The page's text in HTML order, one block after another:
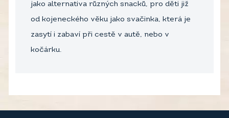
jako alternativa různých snacků, pro děti již
od kojeneckého věku jako svačinka, která je
zasytí i zabaví při cestě v autě, nebo v
kočárku.